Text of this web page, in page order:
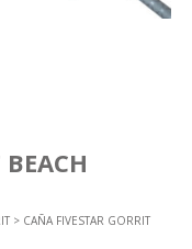
> CAÑA FIVESTAR GORRIT